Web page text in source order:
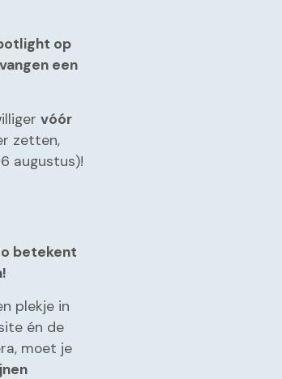
op
een
vóór
zetten,
augustus)!
betekent
plekje in
én de
moet je